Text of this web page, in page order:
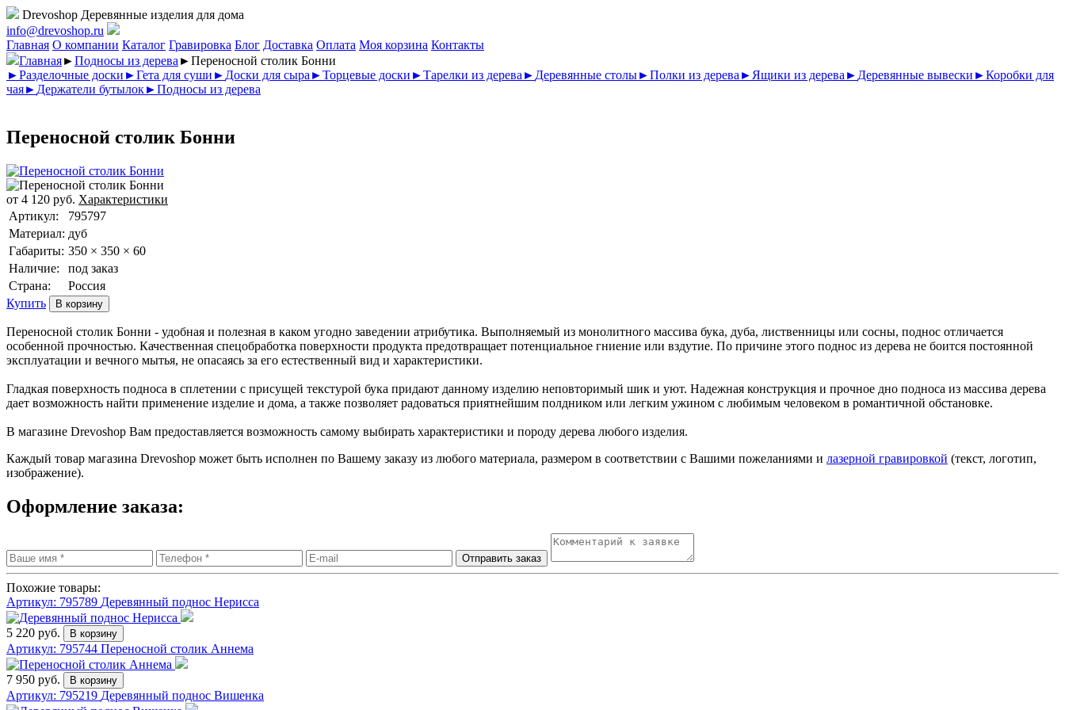
Drevoshop Деревянные изделия для дома
info@drevoshop.ru
Главная О компании Каталог Гравировка Блог Доставка Оплата Моя корзина Контакты
Главная►Подносы из дерева ►Переносной столик Бонни
►Разделочные доски ►Гета для суши ► Доски для сыра ►Торцевые доски ►Тарелки из дерева ► Деревянные столы►Полки из дерева ► Ящики из дерева ► Деревянные вывески ►Коробки для
чая► Держатели бутылок►Подносы из дерева
Переносной столик Бонни
от 4 120 руб. Характеристики
Артикул:
795797
Материал: дуб
Габариты: 350 × 350 × 60
Наличие:
под заказ
Страна:
Россия
Купить
Переносной столик Бонни - удобная и полезная в каком угодно заведении атрибутика. Выполняемый из монолитного массива бука, дуба, лиственницы или сосны, поднос отличается
особенной прочностью. Качественная спецобработка поверхности продукта предотвращает потенциальное гниение или вздутие. По причине этого поднос из дерева не боится постоянной
эксплуатации и вечного мытья, не опасаясь за его естественный вид и характеристики.
Гладкая поверхность подноса в сплетении с присущей текстурой бука придают данному изделию неповторимый шик и уют. Надежная конструкция и прочное дно подноса из массива дерева
дает возможность найти применение изделие и дома, а также позволяет радоваться приятнейшим полдником или легким ужином с любимым человеком в романтичной обстановке.
В магазине Drevoshop Вам предоставляется возможность самому выбирать характеристики и породу дерева любого изделия.
Каждый товар магазина Drevoshop может быть исполнен по Вашему заказу из любого материала, размером в соответствии с Вашими пожеланиями и лазерной гравировкой (текст, логотип,
изображение).
Оформление заказа:
Похожие товары:
Артикул: 795789 Деревянный поднос Нерисса
5 220 руб.
Артикул: 795744 Переносной столик Аннема
7 950 руб.
Артикул: 795219 Деревянный поднос Вишенка